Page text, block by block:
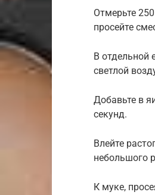
Отмерьте
просейте
В отдельной
светлой
Добавьте в
секунд.
Влейте
небольшого
К муке,